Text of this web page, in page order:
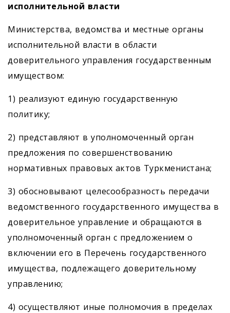
исполнительной власти
Министерства, ведомства и местные органы
исполнительной власти в области
доверительного управления государственным
имуществом:
1) реализуют единую государственную
политику;
2) представляют в уполномоченный орган
предложения по совершенствованию
нормативных правовых актов Туркменистана;
3) обосновывают целесообразность передачи
ведомственного государственного имущества в
доверительное управление и обращаются в
уполномоченный орган с предложением о
включении его в Перечень государственного
имущества, подлежащего доверительному
управлению;
4) осуществляют иные полномочия в пределах